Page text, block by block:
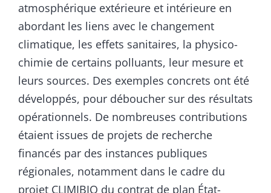
atmosphérique extérieure et intérieure en
abordant les liens avec le changement
climatique, les effets sanitaires, la physico-
chimie de certains polluants, leur mesure et
leurs sources. Des exemples concrets ont été
développés, pour déboucher sur des résultats
opérationnels. De nombreuses contributions
étaient issues de projets de recherche
financés par des instances publiques
régionales, notamment dans le cadre du
projet CLIMIBIO du contrat de plan État-